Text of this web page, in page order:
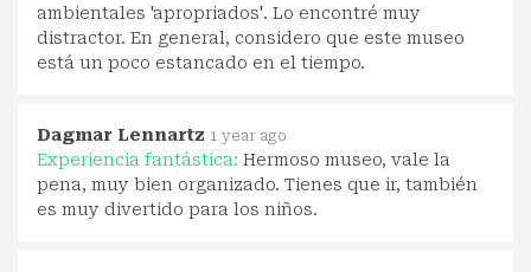
ambientales 'apropriados'. Lo encontré muy
distractor. En general, considero que este museo
está un poco estancado en el tiempo.
Dagmar Lennartz 1 year ago
Experiencia fantástica: Hermoso museo, vale la
pena, muy bien organizado. Tienes que ir, también
es muy divertido para los niños.